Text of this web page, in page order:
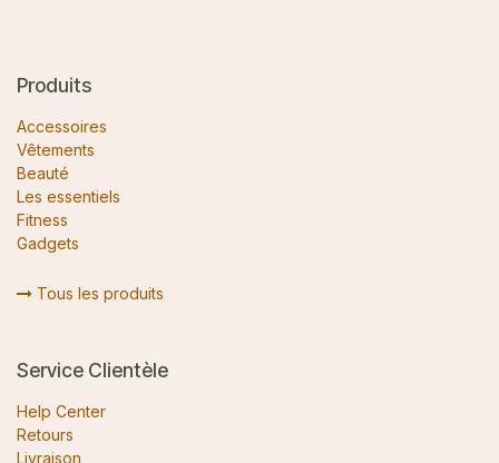
Produits
Accessoires
Vêtements
Beauté
Les essentiels
Fitness
Gadgets
Tous les produits
Service Clientèle
Help Center
Retours
Livraison